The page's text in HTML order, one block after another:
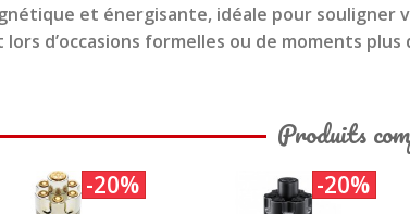
et énergisante, idéale pour souligner
lors d’occasions formelles ou de moments
Produits
-20% -20%